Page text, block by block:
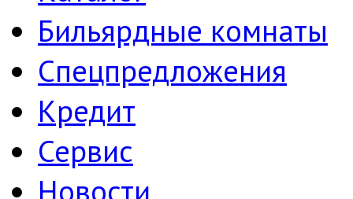
Бильярдные комнаты
Спецпредложения
Кредит
Сервис
Новости